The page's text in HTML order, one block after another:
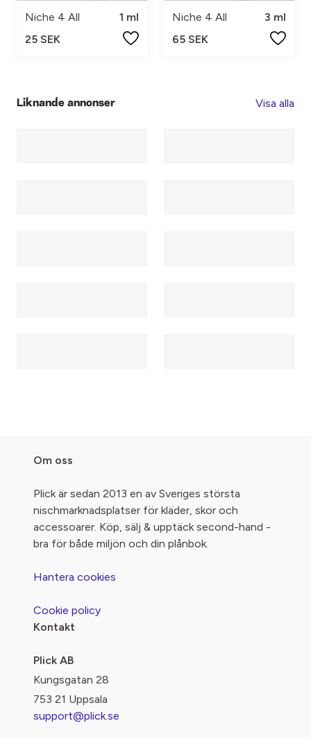
Niche 4 All
1 ml
25 SEK
Niche 4 All
3 ml
65 SEK
Liknande annonser Visa alla
Om oss
Plick är sedan 2013 en av Sveriges största
nischmarknadsplatser för kläder, skor och
accessoarer. Köp, sälj & upptäck second-hand -
bra för både miljön och din plånbok.
Hantera cookies
Cookie policy
Kontakt
Plick AB
Kungsgatan 28
753 21 Uppsala
support@plick.se